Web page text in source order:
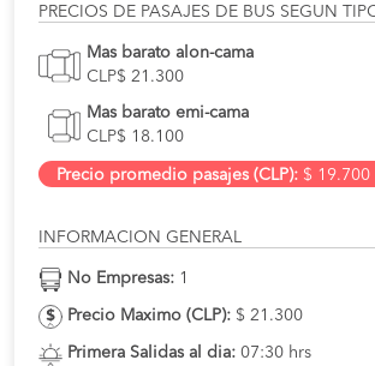
PRECIOS DE PASAJES DE BUS SEGUN
Mas barato alon-cama
CLP$ 21.300
Mas barato emi-cama
CLP$ 18.100
Precio promedio pasajes (CLP): $ 19.700
INFORMACION GENERAL
No Empresas: 1
Precio Maximo (CLP): $ 21.300
Primera Salidas al dia: 07:30 hrs